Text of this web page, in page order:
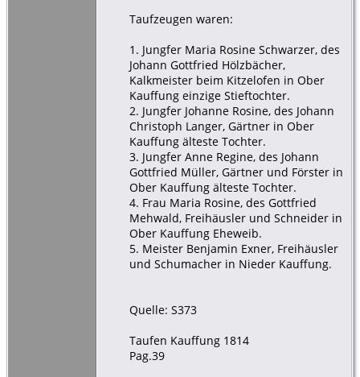
Taufzeugen waren:
1. Jungfer Maria Rosine Schwarzer, des
Johann Gottfried Hölzbächer,
Kalkmeister beim Kitzelofen in Ober
Kauffung einzige Stieftochter.
2. Jungfer Johanne Rosine, des Johann
Christoph Langer, Gärtner in Ober
Kauffung älteste Tochter.
3. Jungfer Anne Regine, des Johann
Gottfried Müller, Gärtner und Förster in
Ober Kauffung älteste Tochter.
4. Frau Maria Rosine, des Gottfried
Mehwald, Freihäusler und Schneider in
Ober Kauffung Eheweib.
5. Meister Benjamin Exner, Freihäusler
und Schumacher in Nieder Kauffung.
Quelle: S373
Taufen Kauffung 1814
Pag.39